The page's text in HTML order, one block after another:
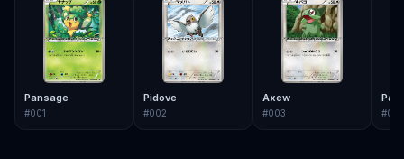
Pansage
#001
Pidove
#002
Axew
#003 #